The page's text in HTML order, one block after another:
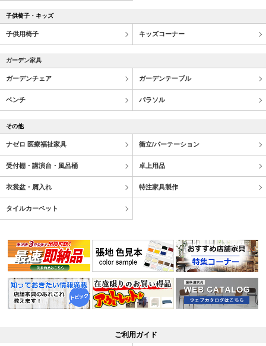
子供椅子・キッズ
子供用椅子 キッズコーナー
ガーデン家具
ガーデンチェア ガーデンテーブル
ベンチ パラソル
その他
ナゼロ 医療福祉家具 衝立/パーテーション
受付棚・講演台・風呂桶 卓上用品
衣裳盆・屑入れ 特注家具製作
タイルカーペット
ご利用ガイド